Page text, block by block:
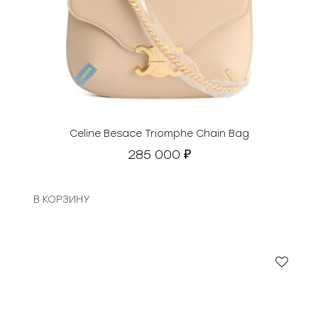
Celine Besace Triomphe Chain Bag
285 000 ₽
В КОРЗИНУ